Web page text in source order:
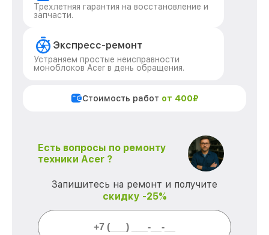
Трехлетняя гарантия на восстановление и
запчасти.
Экспресс-ремонт
Устраняем простые неисправности
моноблоков Acer в день обращения.
Стоимость работ от 400₽
Есть вопросы по ремонту
техники Acer ?
Запишитесь на ремонт и получите
скидку -25%